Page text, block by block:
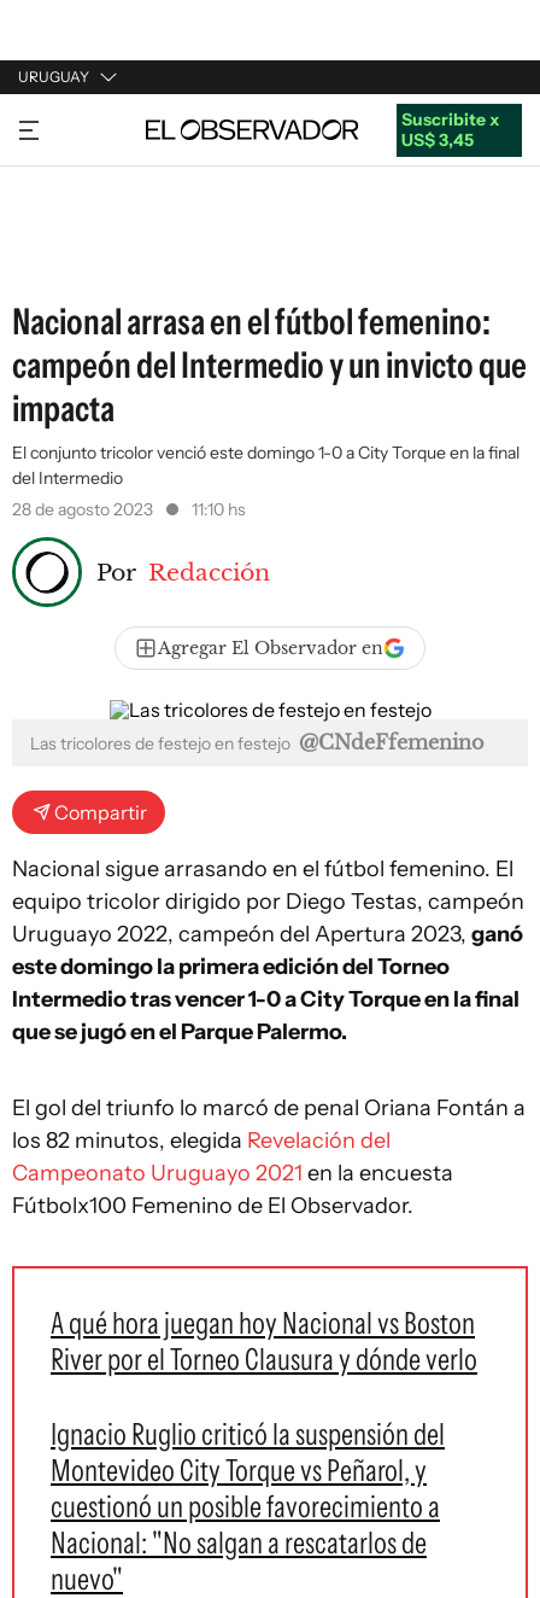
URUGUAY
URUGUAY
ARGENTINA
Suscribite x
US$ 3,45
Nacional arrasa en el fútbol femenino:
campeón del Intermedio y un invicto que
impacta
El conjunto tricolor venció este domingo 1-0 a City Torque en la final
del Intermedio
28 de agosto 2023
11:10 hs
Por Redacción
Agregar El Observador en
Las tricolores de festejo en festejo @CNdeFfemenino
Compartir
Nacional sigue arrasando en el fútbol femenino. El
equipo tricolor dirigido por Diego Testas, campeón
Uruguayo 2022, campeón del Apertura 2023, ganó
este domingo la primera edición del Torneo
Intermedio tras vencer 1-0 a City Torque en la final
que se jugó en el Parque Palermo.
El gol del triunfo lo marcó de penal Oriana Fontán a
los 82 minutos, elegida Revelación del
Campeonato Uruguayo 2021 en la encuesta
Fútbolx100 Femenino de El Observador.
A qué hora juegan hoy Nacional vs Boston
River por el Torneo Clausura y dónde verlo
Ignacio Ruglio criticó la suspensión del
Montevideo City Torque vs Peñarol, y
cuestionó un posible favorecimiento a
Nacional: "No salgan a rescatarlos de
nuevo"